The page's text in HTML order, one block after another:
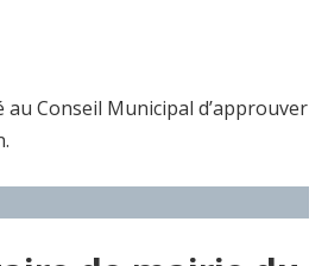
Conseil Municipal d’approuver